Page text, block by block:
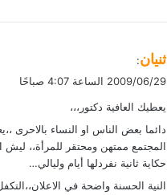
ي
ل
ثنيان:
2009/06/29 الساعة 4:07 صباحًا
يعطيك العافية دكتور،،،
دائما بعض الناس او النساء بالاحرى
المجتمع ممتهن ومحتقر للمرأة،،
حكاية ثانية نفردلها أيام وليالي…
النية الحسنة واضحة في